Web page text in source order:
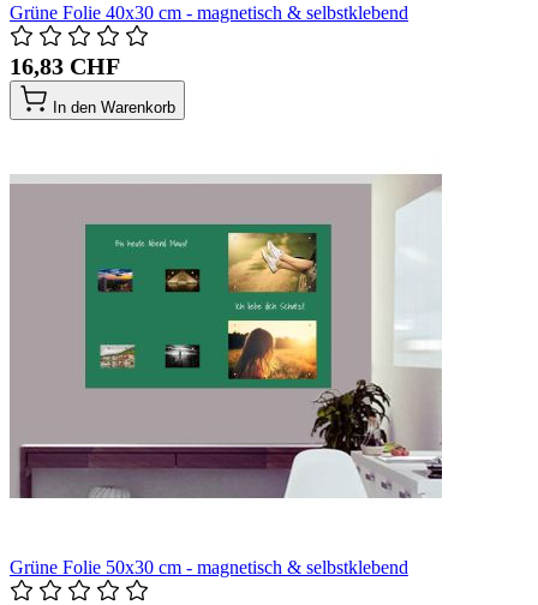
Grüne Folie 40x30 cm - magnetisch & selbstklebend
16,83 CHF
In den Warenkorb
Grüne Folie 50x30 cm - magnetisch & selbstklebend